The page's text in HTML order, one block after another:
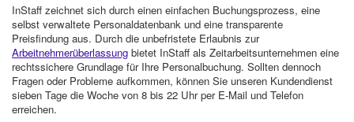
InStaff zeichnet sich durch einen einfachen Buchungsprozess, eine
selbst verwaltete Personaldatenbank und eine transparente
Preisfindung aus. Durch die unbefristete Erlaubnis zur
Arbeitnehmerüberlassung bietet InStaff als Zeitarbeitsunternehmen eine
rechtssichere Grundlage für Ihre Personalbuchung. Sollten dennoch
Fragen oder Probleme aufkommen, können Sie unseren Kundendienst
sieben Tage die Woche von 8 bis 22 Uhr per E-Mail und Telefon
erreichen.